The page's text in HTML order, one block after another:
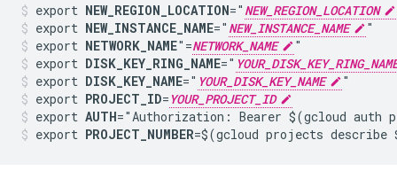
export NEW_REGION_LOCATION=" NEW_REGION_LOCATION
export NEW_INSTANCE_NAME=" NEW_INSTANCE_NAME
"
export NETWORK_NAME"=NETWORK_NAME
"
export DISK_KEY_RING_NAME="
export DISK_KEY_NAME=" YOUR_DISK_KEY_NAME
"
export PROJECT_ID= YOUR_PROJECT_ID
export AUTH="Authorization: Bearer $(gcloud auth
export PROJECT_NUMBER=$(gcloud projects describe